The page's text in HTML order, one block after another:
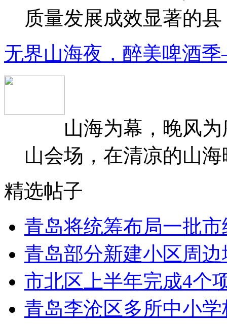
质量发展成效显著的
无界山海夜，醉美啤酒
山海为幕，晚风为
山会场，在清凉的山
精选帖子
青岛将统筹布局一批市
青岛部分新建小区周
市北区上半年完成4个
青岛李沧区多所中小